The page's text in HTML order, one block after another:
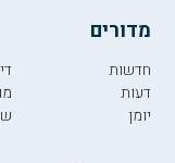
מדורים
חדשות
דעות
יומן